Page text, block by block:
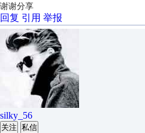
谢谢分享
回复 引用 举报
silky_56
关注 私信